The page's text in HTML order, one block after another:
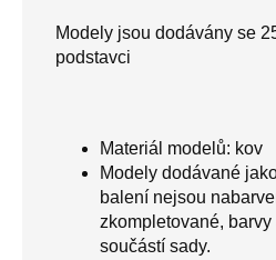
Modely jsou dodávány se
podstavci
Materiál modelů: kov
Modely dodávané
balení nejsou
zkompletované,
součástí sady.